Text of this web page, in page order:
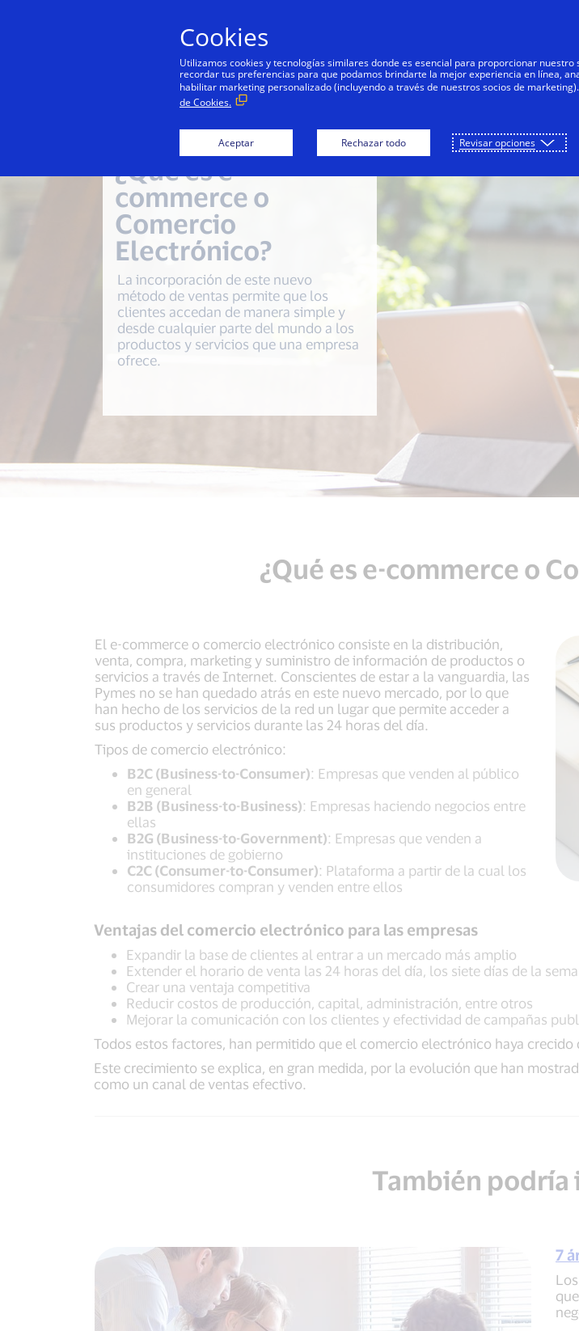
Personas Negocios
¿Qué es e-
commerce o
Comercio
Electrónico?
La incorporación de este nuevo
método de ventas permite que los
clientes accedan de manera simple y
desde cualquier parte del mundo a los
productos y servicios que una empresa
ofrece.
¿Qué es e-commerce o
El e-commerce o comercio electrónico consiste en la distribución,
venta, compra, marketing y suministro de información de productos o
servicios a través de Internet. Conscientes de estar a la vanguardia, las
Pymes no se han quedado atrás en este nuevo mercado, por lo que
han hecho de los servicios de la red un lugar que permite acceder a
sus productos y servicios durante las 24 horas del día.
Tipos de comercio electrónico:
B2C (Business-to-Consumer): Empresas que venden al público
en general
B2B (Business-to-Business): Empresas haciendo negocios entre
ellas
B2G (Business-to-Government): Empresas que venden a
instituciones de gobierno
C2C (Consumer-to-Consumer): Plataforma a partir de la cual los
consumidores compran y venden entre ellos
Ventajas del comercio electrónico para las empresas
Expandir la base de clientes al entrar a un mercado más amplio
Extender el horario de venta las 24 horas del día, los siete días de la
Crear una ventaja competitiva
Reducir costos de producción, capital, administración, entre otros
Mejorar la comunicación con los clientes y efectividad de campañas
Todos estos factores, han permitido que el comercio electrónico haya crecido
Este crecimiento se explica, en gran medida, por la evolución que han
como un canal de ventas efectivo.
También
7
Cookies
Utilizamos cookies y tecnologías similares donde es esencial para proporcionar nuestro
recordar tus preferencias para que podamos brindarte la mejor experiencia en línea,
habilitar marketing personalizado (incluyendo a través de nuestros socios de
de Cookies.
Aceptar Rechazar todo Revisar opciones